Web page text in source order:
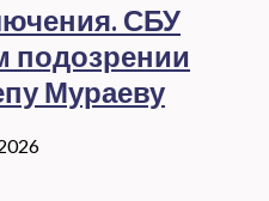
СБУ
подозрении
Мураеву